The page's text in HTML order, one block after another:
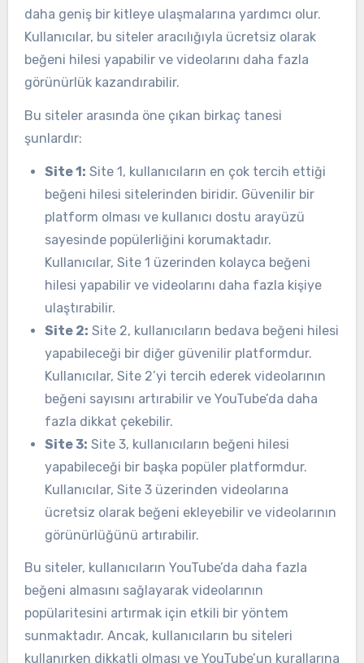
daha geniş bir kitleye ulaşmalarına yardımcı olur.
Kullanıcılar, bu siteler aracılığıyla ücretsiz olarak
beğeni hilesi yapabilir ve videolarını daha fazla
görünürlük kazandırabilir.
Bu siteler arasında öne çıkan birkaç tanesi
şunlardır:
Site 1: Site 1, kullanıcıların en çok tercih ettiği
beğeni hilesi sitelerinden biridir. Güvenilir bir
platform olması ve kullanıcı dostu arayüzü
sayesinde popülerliğini korumaktadır.
Kullanıcılar, Site 1 üzerinden kolayca beğeni
hilesi yapabilir ve videolarını daha fazla kişiye
ulaştırabilir.
Site 2: Site 2, kullanıcıların bedava beğeni hilesi
yapabileceği bir diğer güvenilir platformdur.
Kullanıcılar, Site 2’yi tercih ederek videolarının
beğeni sayısını artırabilir ve YouTube’da daha
fazla dikkat çekebilir.
Site 3: Site 3, kullanıcıların beğeni hilesi
yapabileceği bir başka popüler platformdur.
Kullanıcılar, Site 3 üzerinden videolarına
ücretsiz olarak beğeni ekleyebilir ve videolarının
görünürlüğünü artırabilir.
Bu siteler, kullanıcıların YouTube’da daha fazla
beğeni almasını sağlayarak videolarının
popülaritesini artırmak için etkili bir yöntem
sunmaktadır. Ancak, kullanıcıların bu siteleri
kullanırken dikkatli olması ve YouTube’un kurallarına